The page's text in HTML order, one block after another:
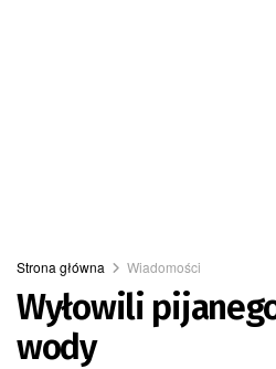
Strona główna Wiadomości
Wyłowili
wody